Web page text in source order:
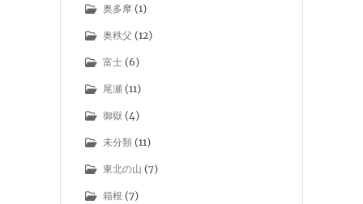
奥多摩 (1)
奥秩父 (12)
富士 (6)
尾瀬 (11)
御嶽 (4)
未分類 (11)
東北の山 (7)
箱根 (7)